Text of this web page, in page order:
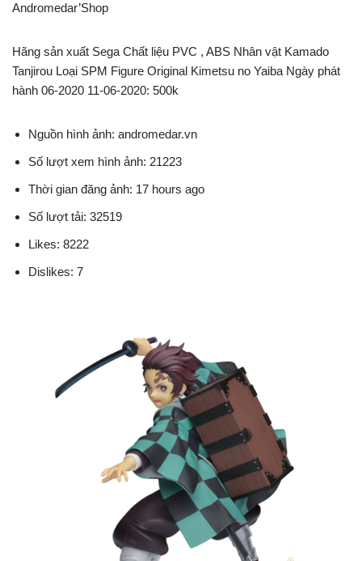
Andromedar’Shop
Hãng sản xuất Sega Chất liệu PVC , ABS Nhân vật Kamado
Tanjirou Loại SPM Figure Original Kimetsu no Yaiba Ngày phát
hành 06-2020 11-06-2020: 500k
Nguồn hình ảnh: andromedar.vn
Số lượt xem hình ảnh: 21223
Thời gian đăng ảnh: 17 hours ago
Số lượt tải: 32519
Likes: 8222
Dislikes: 7